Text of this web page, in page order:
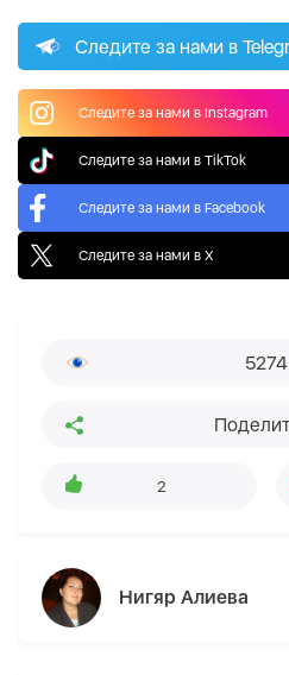
Следите за нами в
Следите за нами в Instagram
Следите за нами в TikTok
Следите за нами в Facebook
Следите за нами в X
5274
2
Нигяр Алиева